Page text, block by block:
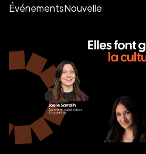
ÉvénementsNouvelle